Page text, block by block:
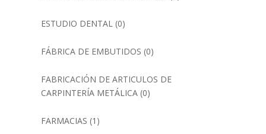
ESTUDIO DENTAL(0)
FÁBRICA DE EMBUTIDOS (0)
FABRICACIÓN DE ARTICULOS DE
CARPINTERÍA METÁLICA(0)
FARMACIAS (1)